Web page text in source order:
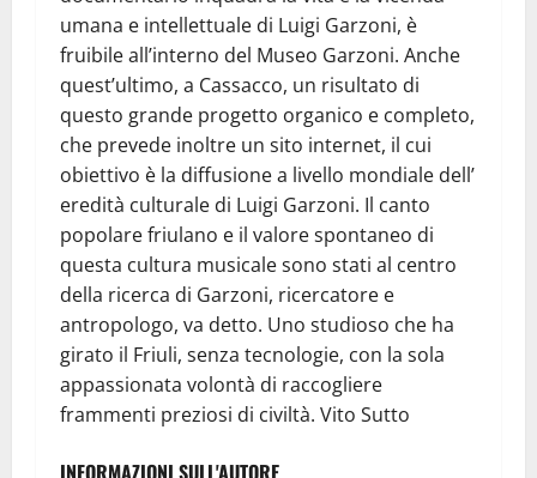
umana e intellettuale di Luigi Garzoni, è
fruibile all’interno del Museo Garzoni. Anche
quest’ultimo, a Cassacco, un risultato di
questo grande progetto organico e completo,
che prevede inoltre un sito internet, il cui
obiettivo è la diffusione a livello mondiale dell’
eredità culturale di Luigi Garzoni. Il canto
popolare friulano e il valore spontaneo di
questa cultura musicale sono stati al centro
della ricerca di Garzoni, ricercatore e
antropologo, va detto. Uno studioso che ha
girato il Friuli, senza tecnologie, con la sola
appassionata volontà di raccogliere
frammenti preziosi di civiltà. Vito Sutto
INFORMAZIONI SULL'AUTORE